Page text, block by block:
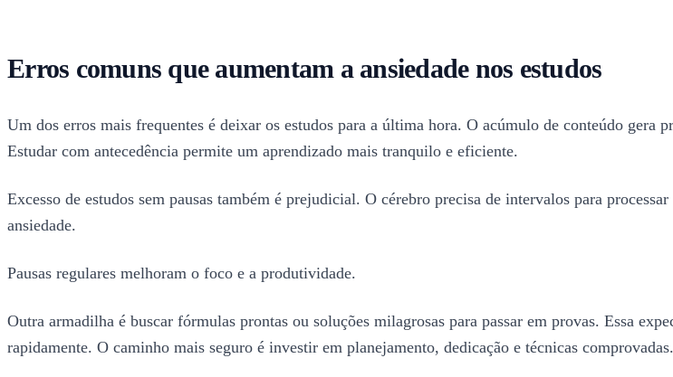
Erros comuns que aumentam a ansiedade nos estudos
Um dos erros mais frequentes é deixar os estudos para a última hora. O acúmulo de conteúdo gera
Estudar com antecedência permite um aprendizado mais tranquilo e eficiente.
Excesso de estudos sem pausas também é prejudicial. O cérebro precisa de intervalos para
ansiedade.
Pausas regulares melhoram o foco e a produtividade.
Outra armadilha é buscar fórmulas prontas ou soluções milagrosas para passar em provas. Essa
rapidamente. O caminho mais seguro é investir em planejamento, dedicação e técnicas comprovadas.